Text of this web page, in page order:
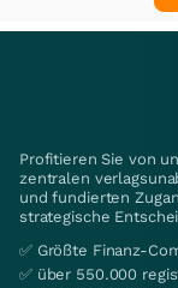
Profitieren Sie von
zentralen
und fundierten
strategische
✅ Größte Finanz-
✅ über 550.000